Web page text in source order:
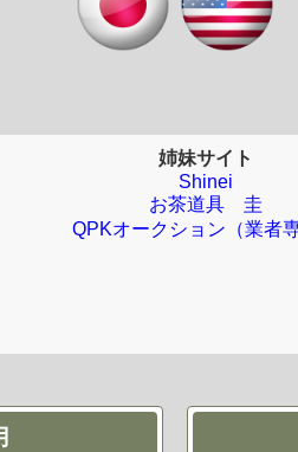
姉妹サイト
Shinei
お茶道具 圭
QPKオークション（業者専